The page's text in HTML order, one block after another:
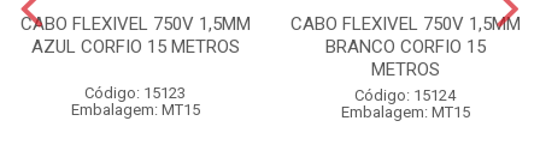
CABO FLEXIVEL 750V 1,5MM
AZUL CORFIO 15 METROS
Código: 15123
Embalagem: MT15
CABO FLEXIVEL 750V 1,5MM
BRANCO CORFIO 15
METROS
Código: 15124
Embalagem: MT15